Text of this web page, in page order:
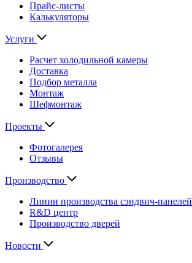
Прайс-листы
Калькуляторы
Услуги
Расчет холодильной камеры
Доставка
Подбор металла
Монтаж
Шефмонтаж
Проекты
Фотогалерея
Отзывы
Производство
Линии производства сэндвич-панелей
R&D центр
Производство дверей
Новости